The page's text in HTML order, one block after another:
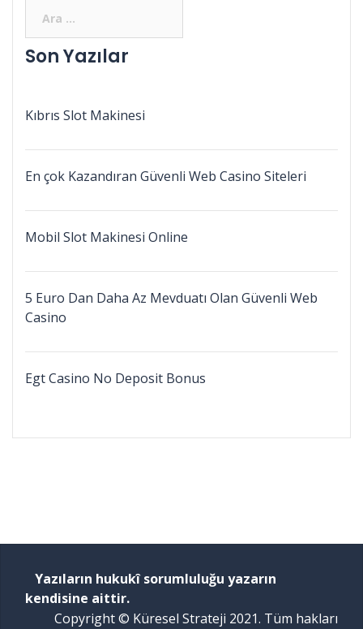
Son Yazılar
Kıbrıs Slot Makinesi
En çok Kazandıran Güvenli Web Casino Siteleri
Mobil Slot Makinesi Online
5 Euro Dan Daha Az Mevduatı Olan Güvenli Web
Casino
Egt Casino No Deposit Bonus
Yazıların hukukî sorumluluğu yazarın
kendisine aittir.
Copyright © Küresel Strateji 2021. Tüm hakları